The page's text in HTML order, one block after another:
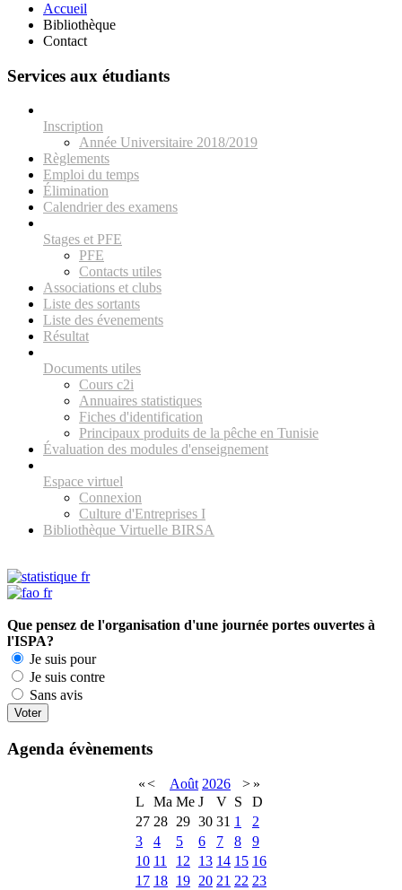
Accueil
Bibliothèque
Contact
Services aux étudiants
Inscription
Année Universitaire 2018/2019
Règlements
Emploi du temps
Élimination
Calendrier des examens
Stages et PFE
PFE
Contacts utiles
Associations et clubs
Liste des sortants
Liste des évenements
Résultat
Documents utiles
Cours c2i
Annuaires statistiques
Fiches d'identification
Principaux produits de la pêche en Tunisie
Évaluation des modules d'enseignement
Espace virtuel
Connexion
Culture d'Entreprises I
Bibliothèque Virtuelle BIRSA
Que pensez de l'organisation d'une journée portes ouvertes à
l'ISPA?
Je suis pour
Je suis contre
Sans avis
Agenda évènements
«< Août 2026 > »
L
Ma Me J V S
D
27 28 29 30 31 1
2
3
4 5 6 7 8
9
10 11 12 13 14 15 16
17 18 19 20 21 22 23